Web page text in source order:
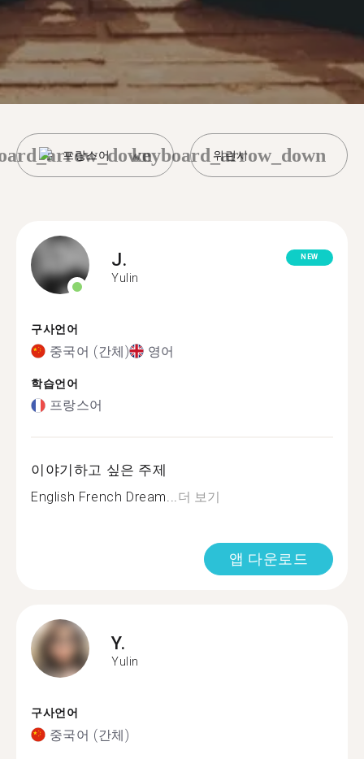
프랑스어 위린시
keyboard_arrow_down
J.
Yulin
NEW
구사언어
중국어 (간체) 영어
학습언어
프랑스어
이야기하고 싶은 주제
English French Dream...더 보기
앱 다운로드
Y.
Yulin
구사언어
중국어 (간체)